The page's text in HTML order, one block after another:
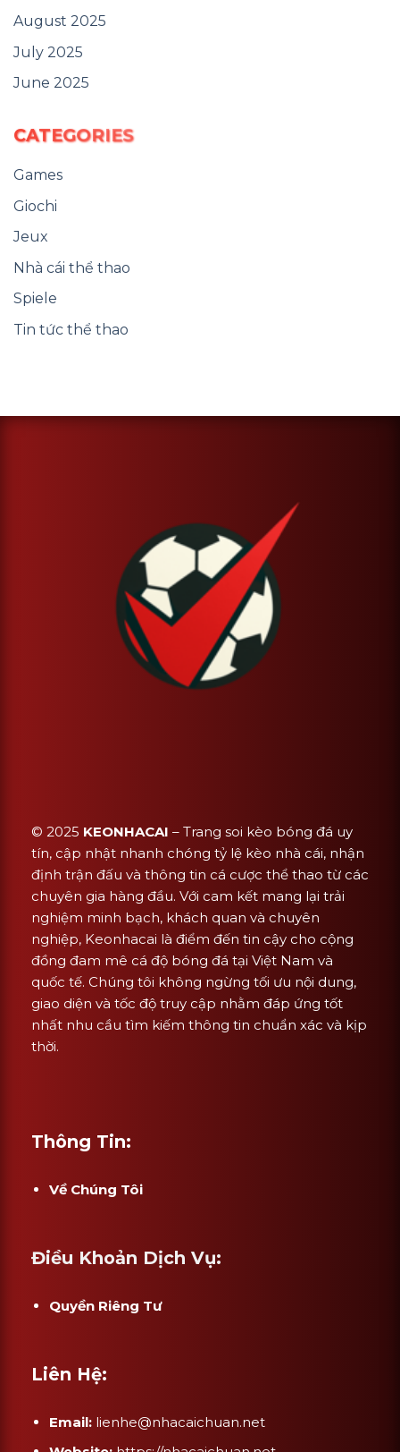
August 2025
July 2025
June 2025
CATEGORIES
Games
Giochi
Jeux
Nhà cái thể thao
Spiele
Tin tức thể thao
© 2025 KEONHACAI – Trang soi kèo bóng đá uy
tín, cập nhật nhanh chóng tỷ lệ kèo nhà cái, nhận
định trận đấu và thông tin cá cược thể thao từ các
chuyên gia hàng đầu. Với cam kết mang lại trải
nghiệm minh bạch, khách quan và chuyên
nghiệp, Keonhacai là điểm đến tin cậy cho cộng
đồng đam mê cá độ bóng đá tại Việt Nam và
quốc tế. Chúng tôi không ngừng tối ưu nội dung,
giao diện và tốc độ truy cập nhằm đáp ứng tốt
nhất nhu cầu tìm kiếm thông tin chuẩn xác và kịp
thời.
Thông Tin:
Về Chúng Tôi
Điều Khoản Dịch Vụ:
Quyền Riêng Tư
Liên Hệ:
Email: lienhe@nhacaichuan.net